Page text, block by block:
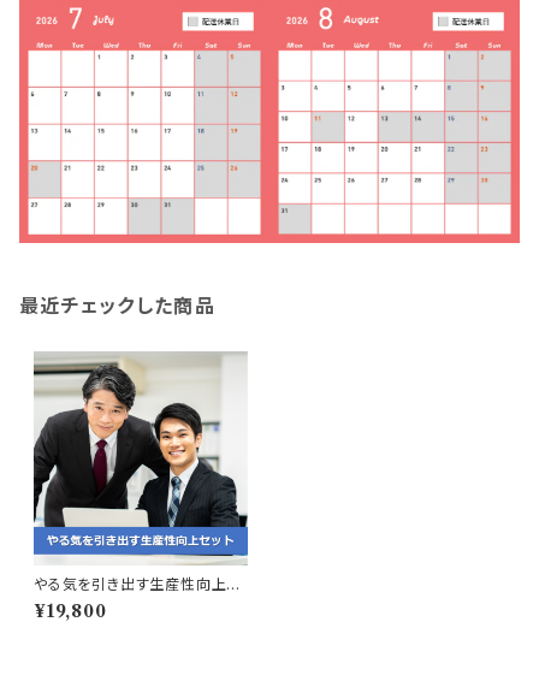
最近チェックした商品
やる気を引き出す生産性向上セ
ット
¥19,800